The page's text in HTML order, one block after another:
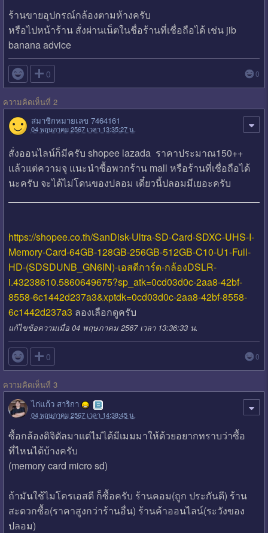
ร้านขายอุปกรณ์กล้องตามห้างครับ
หรือไปหน้าร้าน สั่งผ่านเน็ตในชื่อร้านที่เชื่อถือได้ เช่น jib
banana advice
 0 0
ความคิดเห็นที่ 2
สมาชิกหมายเลข 7464161
04 พฤษภาคม 2567 เวลา 13:35:27 น.
สั่งออนไลน์ก็มีครับ shopee lazada ราคาประมาณ150++
แล้วแต่ความจุ แนะนำซื้อพวกร้าน mall หรือร้านที่เชื่อถือได้
นะครับ จะได้ไม่โดนของปลอม เดี๋ยวนี้ปลอมมีเยอะครับ
https://shopee.co.th/SanDisk-Ultra-SD-Card-SDXC-UHS-I-
Memory-Card-64GB-128GB-256GB-512GB-C10-U1-Full-
HD-(SDSDUNB_GN6IN)-เอสดีการ์ด-กล้องDSLR-
i.43238610.5860649675?sp_atk=0cd03d0c-2aa8-42bf-
8558-6c1442d237a3&xptdk=0cd03d0c-2aa8-42bf-8558-
6c1442d237a3 ลองเลือกดูครับ
แก้ไขข้อความเมื่อ 04 พฤษภาคม 2567 เวลา 13:36:33 น.
 0 0
ความคิดเห็นที่ 3
ไก่แก้ว สาริกา
04 พฤษภาคม 2567 เวลา 14:38:45 น.
ซื้อกล้องดิจิตัลมาแต่ไม่ได้มีเมมมาให้ด้วยอยากทราบว่าซื้อ
ที่ไหนได้บ้างครับ
(memory card micro sd)
ถ้ามันใช้ไมโครเอสดี ก็ซื้อครับ ร้านคอม(ถูก ประกันดี) ร้าน
สะดวกซื้อ(ราคาสูงกว่าร้านอื่น) ร้านค้าออนไลน์(ระวังของ
ปลอม)